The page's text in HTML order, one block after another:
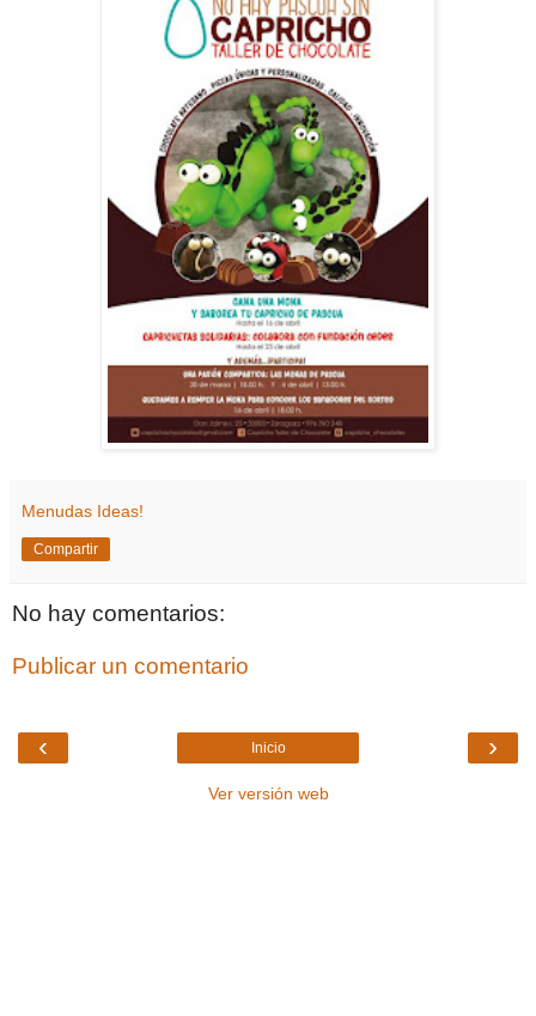
Menudas Ideas!
Compartir
No hay comentarios:
Publicar un comentario
‹ ›
Inicio
Ver versión web